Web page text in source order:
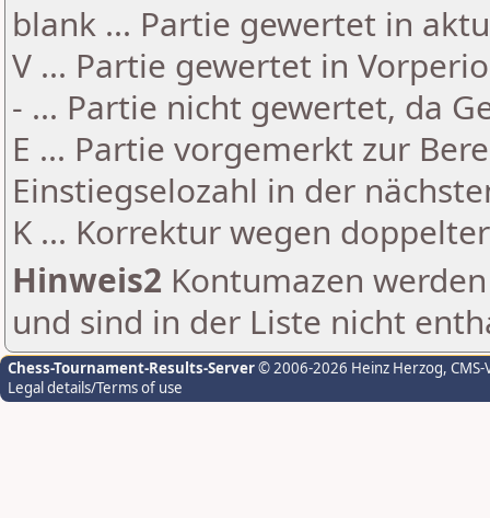
blank ... Partie gewertet in
V ... Partie gewertet in
- ... Partie nicht gewertet, da
E ... Partie vorgemerkt zur
Einstiegselozahl in der
K ... Korrektur wegen
Hinweis2 Kontumazen
und sind in der Liste nicht
Chess-Tournament-Results-Server© 2006-2026 Heinz Herzog,
Legal details/Terms of use